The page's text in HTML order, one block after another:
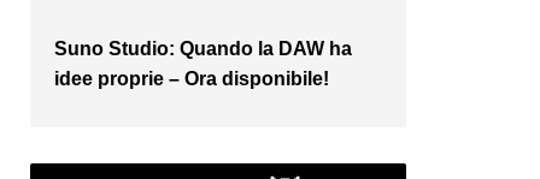
Suno Studio: Quando la DAW ha
idee proprie – Ora disponibile!